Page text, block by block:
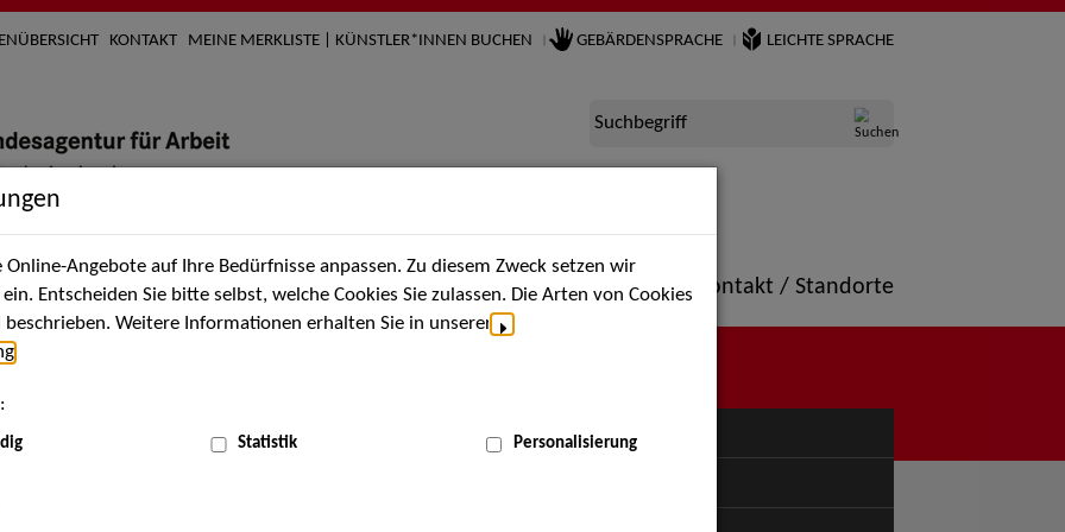
KONTAKT MEINE MERKLISTE | KÜNSTLER*INNEN BUCHEN GEBÄRDENSPRACHE LEICHTE SPRACHE
Suchbegriff
Künstler*innen Über uns Aktuelles Termine Portfolio Kontakt / Standorte
MENÜ
Angebote auf Ihre Bedürfnisse anpassen. Zu diesem Zweck setzen wir
Entscheiden Sie bitte selbst, welche Cookies Sie zulassen. Die Arten von Cookies
Weitere Informationen erhalten Sie in unserer
Statistik Personalisierung